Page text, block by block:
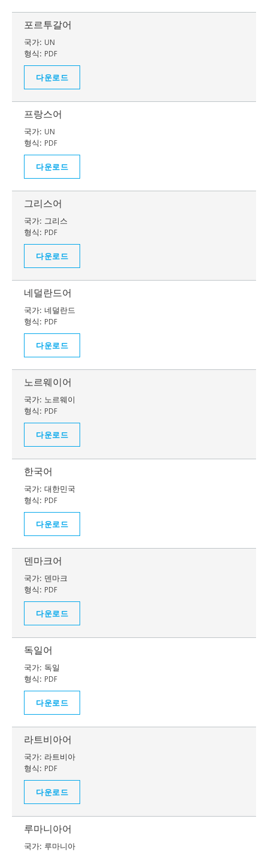
포르투갈어
국가: UN
형식: PDF
다운로드
프랑스어
국가: UN
형식: PDF
다운로드
그리스어
국가: 그리스
형식: PDF
다운로드
네덜란드어
국가: 네덜란드
형식: PDF
다운로드
노르웨이어
국가: 노르웨이
형식: PDF
다운로드
한국어
국가: 대한민국
형식: PDF
다운로드
덴마크어
국가: 덴마크
형식: PDF
다운로드
독일어
국가: 독일
형식: PDF
다운로드
라트비아어
국가: 라트비아
형식: PDF
다운로드
루마니아어
국가: 루마니아